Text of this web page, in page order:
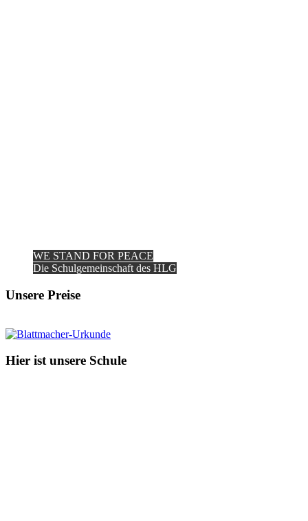
WE STAND FOR PEACE
Die Schulgemeinschaft des HLG
Unsere Preise
Hier ist unsere Schule